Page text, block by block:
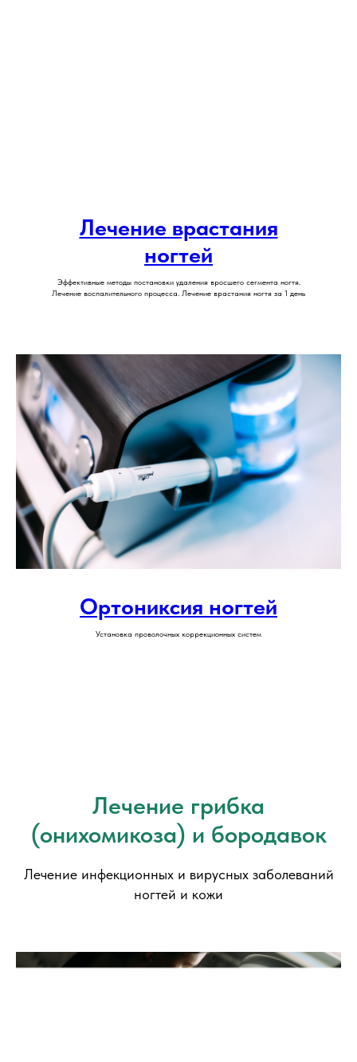
Лечение врастания
ногтей
Эффективные методы постановки удаления вросшего сегмента ногтя.
Лечение воспалительного процесса. Лечение врастания ногтя за 1 день
Ортониксия ногтей
Установка проволочных коррекционных систем
Лечение грибка
(онихомикоза) и бородавок
Лечение инфекционных и вирусных заболеваний
ногтей и кожи